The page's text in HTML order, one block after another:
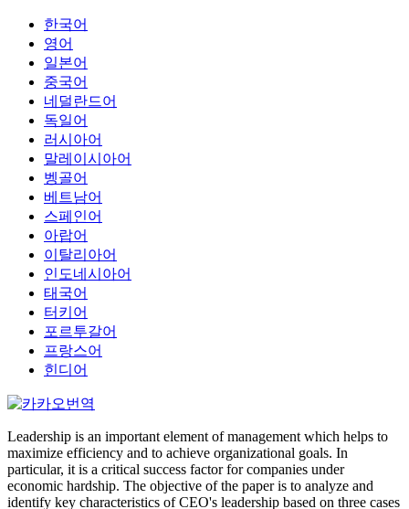
한국어
영어
일본어
중국어
네덜란드어
독일어
러시아어
말레이시아어
벵골어
베트남어
스페인어
아랍어
이탈리아어
인도네시아어
태국어
터키어
포르투갈어
프랑스어
힌디어
Leadership is an important element of management which helps to
maximize efficiency and to achieve organizational goals. In
particular, it is a critical success factor for companies under
economic hardship. The objective of the paper is to analyze and
identify key characteristics of CEO's leadership based on three cases